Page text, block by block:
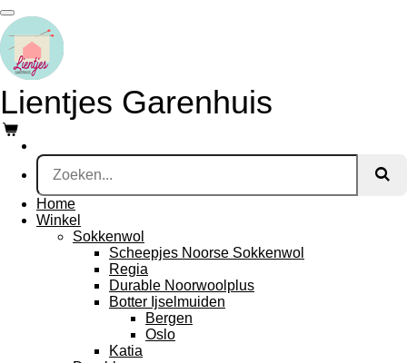
Ga
direct
naar
de
hoofdinhoud
Lientjes Garenhuis
Home
Winkel
Sokkenwol
Scheepjes Noorse Sokkenwol
Regia
Durable Noorwoolplus
Botter Ijselmuiden
Bergen
Oslo
Katia